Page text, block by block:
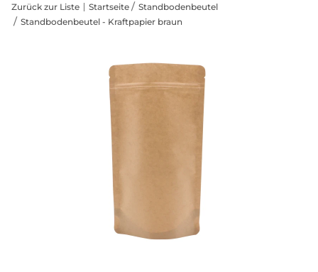
Zurück zur Liste Startseite
Standbodenbeutel
Standbodenbeutel - Kraftpapier braun